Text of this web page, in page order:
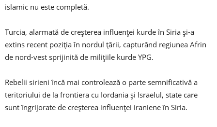
islamic nu este completă.
Turcia, alarmată de creșterea influenței kurde în Siria și-a
extins recent poziția în nordul țării, capturând regiunea Afrin
de nord-vest sprijinită de milițiile kurde YPG.
Rebelii sirieni încă mai controlează o parte semnificativă a
teritoriului de la frontiera cu Iordania și Israelul, state care
sunt îngrijorate de creșterea influenței iraniene în Siria.